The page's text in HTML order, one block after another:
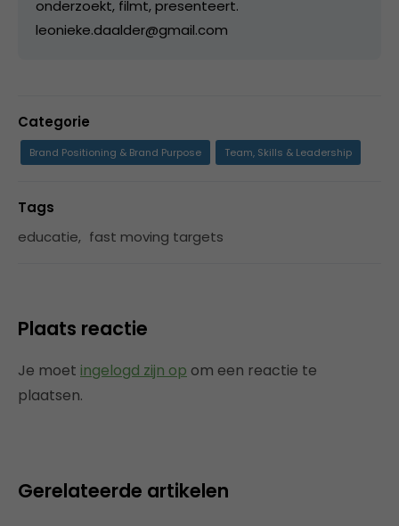
onderzoekt, filmt, presenteert.
leonieke.daalder@gmail.com
Categorie
Brand Positioning & Brand Purpose Team, Skills & Leadership
Tags
educatie, fast moving targets
Plaats reactie
Je moet ingelogd zijn op om een reactie te
plaatsen.
Gerelateerde artikelen